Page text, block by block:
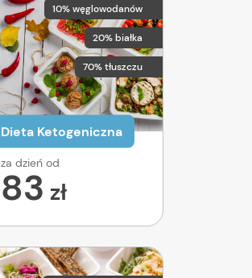
10% węglowodanów
20% białka
70% tłuszczu
Dieta Ketogeniczna
za dzień od
83 zł